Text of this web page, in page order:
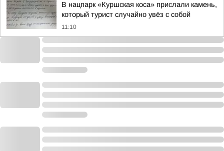
В нацпарк «Куршская коса» прислали камень,
который турист случайно увёз с собой
11:10